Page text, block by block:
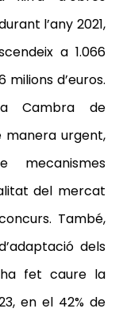
l’any 2021,
a 1.066
d’euros.
Cambra de
manera urgent,
mecanismes
del mercat
També,
dels
fet caure la
en el 42% de